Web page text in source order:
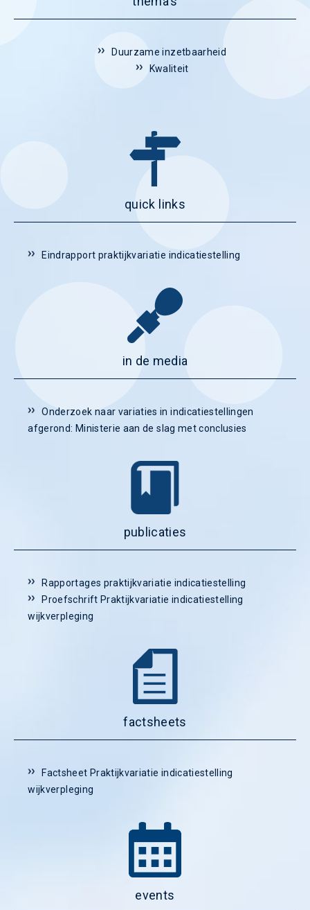
Duurzame inzetbaarheid
Kwaliteit
quick links
Eindrapport praktijkvariatie indicatiestelling
in de media
Onderzoek naar variaties in indicatiestellingen
afgerond: Ministerie aan de slag met conclusies
publicaties
Rapportages praktijkvariatie indicatiestelling
Proefschrift Praktijkvariatie indicatiestelling
wijkverpleging
factsheets
Factsheet Praktijkvariatie indicatiestelling
wijkverpleging
events